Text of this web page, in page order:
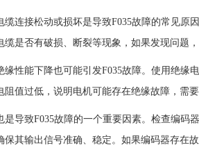
缆连接松动或损坏是导致F035故障的常见
缆是否有破损、断裂等现象，如果发现问题
缘性能下降也可能引发F035故障。使用绝
阻值过低，说明电机可能存在绝缘故障，需
是导致F035故障的一个重要因素。检查编
保其输出信号准确、稳定。如果编码器存在